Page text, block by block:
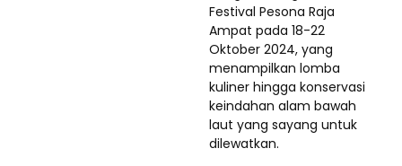
Festival Pesona Raja
Ampat pada 18-22
Oktober 2024, yang
menampilkan lomba
kuliner hingga konservasi
keindahan alam bawah
laut yang sayang untuk
dilewatkan.